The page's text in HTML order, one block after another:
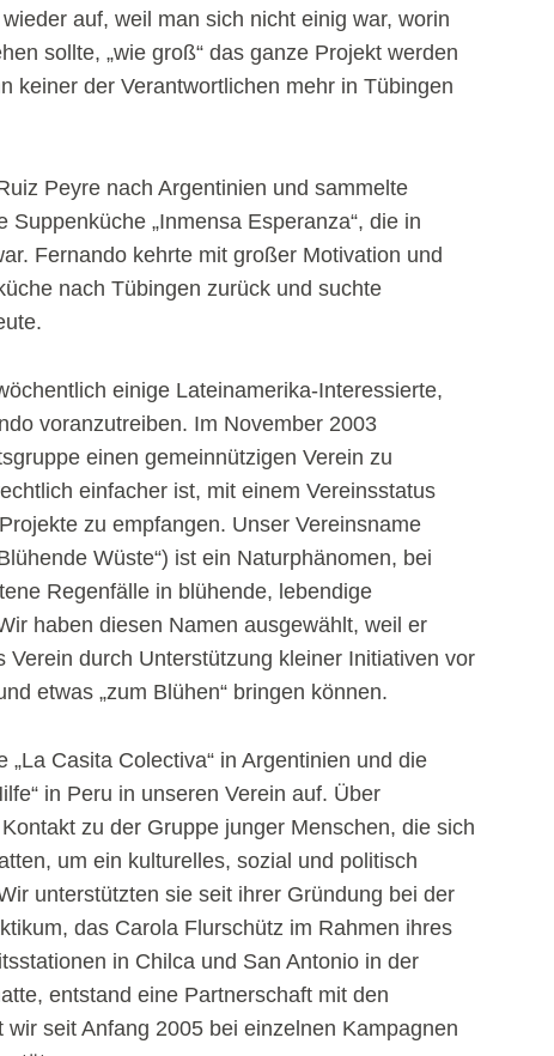
auf, weil man sich nicht einig war, worin
sollte, „wie groß“ das ganze Projekt werden
keiner der Verantwortlichen mehr in Tübingen
Peyre nach Argentinien und sammelte
„Inmensa Esperanza“, die in
Fernando kehrte mit großer Motivation und
nach Tübingen zurück und suchte
einige Lateinamerika-Interessierte,
voranzutreiben. Im November 2003
einen gemeinnützigen Verein zu
einfacher ist, mit einem Vereinsstatus
zu empfangen. Unser Vereinsname
Wüste“) ist ein Naturphänomen, bei
Regenfälle in blühende, lebendige
haben diesen Namen ausgewählt, weil er
durch Unterstützung kleiner Initiativen vor
etwas „zum Blühen“ bringen können.
Casita Colectiva“ in Argentinien und die
in Peru in unseren Verein auf. Über
zu der Gruppe junger Menschen, die sich
um ein kulturelles, sozial und politisch
unterstützten sie seit ihrer Gründung bei der
das Carola Flurschütz im Rahmen ihres
in Chilca und San Antonio in der
entstand eine Partnerschaft mit den
seit Anfang 2005 bei einzelnen Kampagnen